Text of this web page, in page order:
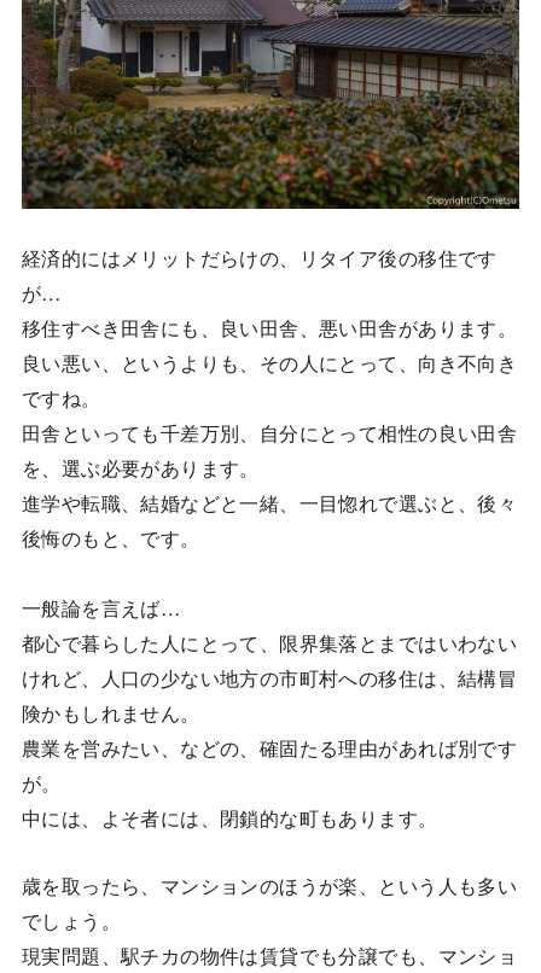
経済的にはメリットだらけの、リタイア後の移住です
が…
移住すべき田舎にも、良い田舎、悪い田舎があります。
良い悪い、というよりも、その人にとって、向き不向き
ですね。
田舎といっても千差万別、自分にとって相性の良い田舎
を、選ぶ必要があります。
進学や転職、結婚などと一緒、一目惚れで選ぶと、後々
後悔のもと、です。
一般論を言えば…
都心で暮らした人にとって、限界集落とまではいわない
けれど、人口の少ない地方の市町村への移住は、結構冒
険かもしれません。
農業を営みたい、などの、確固たる理由があれば別です
が。
中には、よそ者には、閉鎖的な町もあります。
歳を取ったら、マンションのほうが楽、という人も多い
でしょう。
現実問題、駅チカの物件は賃貸でも分譲でも、マンショ